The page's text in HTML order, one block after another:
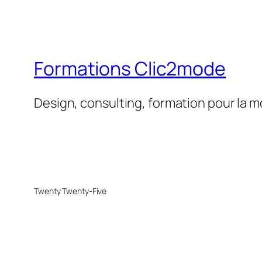
Formations Clic2mode
Design, consulting, formation pour la
Twenty Twenty-Five